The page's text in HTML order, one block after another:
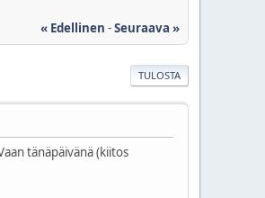
« Edellinen -Seuraava »
TULOSTA
tänäpäivänä (kiitos